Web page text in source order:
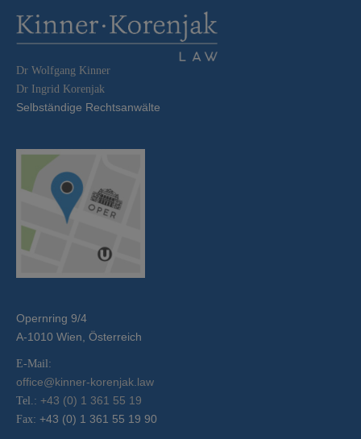
Dr Wolfgang Kinner
Dr Ingrid Korenjak
Selbständige Rechtsanwälte
Opernring 9/4
A-1010 Wien, Österreich
E-Mail:
office@kinner-korenjak.law
Tel.: +43 (0) 1 361 55 19
Fax: +43 (0) 1 361 55 19 90